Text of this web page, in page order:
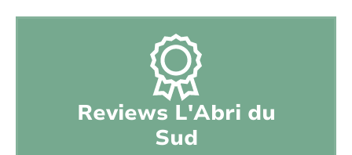
Chromecast aanwezig:
Reviews L'Abri du
Sud